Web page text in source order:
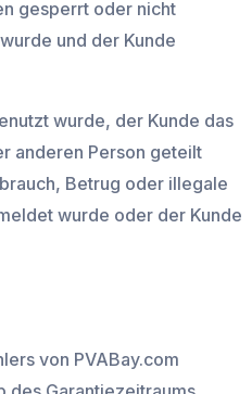
gesperrt oder nicht
und der Kunde
wurde, der Kunde das
anderen Person geteilt
Betrug oder illegale
wurde oder der Kunde
von PVABay.com